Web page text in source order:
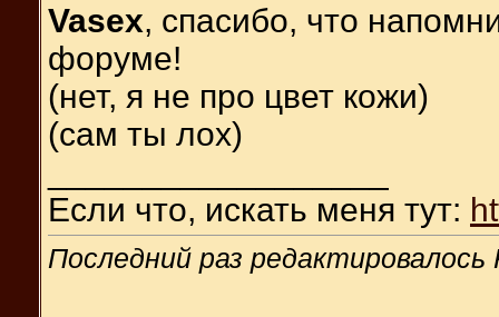
Vasex, спасибо, что
форуме!
(нет, я не про цвет кожи)
(сам ты лох)
Если что, искать меня тут:
Последний раз